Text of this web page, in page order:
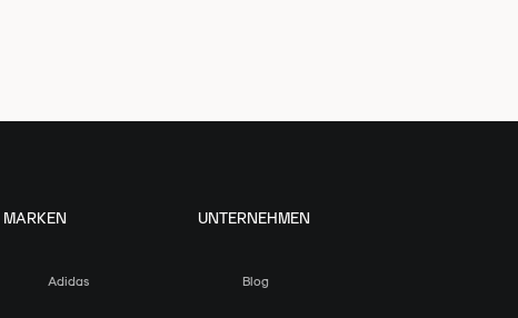
MARKEN
Adidas
UNTERNEHMEN
Blog